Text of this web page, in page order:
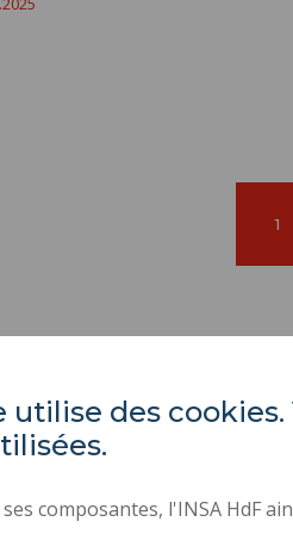
1
utilise des
ses composantes, l'INSA HdF